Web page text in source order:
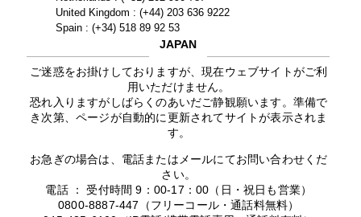
United Kingdom : (+44) 203 636 9222
Spain : (+34) 518 89 92 53
JAPAN
ご迷惑をお掛けしておりますが、現在ウェブサイトがご利
用いただけません。
恐れ入りますがしばらくのあいだご静観願います。準備で
き次第、ページが自動的に更新されてサイトが表示されま
す。
お急ぎの場合は、電話またはメールにてお問い合わせくだ
さい。
電話 ： 受付時間 9：00-17：00（日・祝日も営業）
0800-8887-447（フリーコール・通話料無料）